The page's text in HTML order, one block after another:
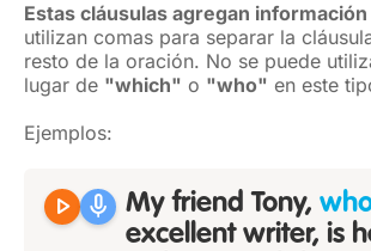
Estas cláusulas agregan
utilizan comas para separar la
resto de la oración. No se puede
lugar de "which" o "who" en este
Ejemplos:
play_arrow mic My friend Tony,
excellent writer, is